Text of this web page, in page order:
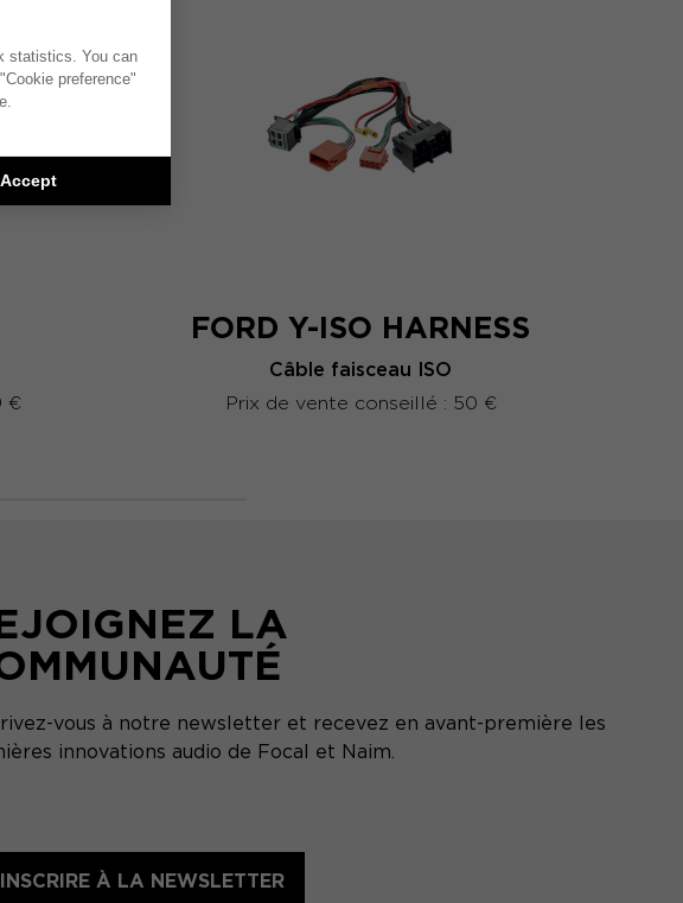
€
FORD Y-ISO HARNESS
Câble faisceau ISO
Prix de vente conseillé : 50 €
LA
vous à notre newsletter et recevez en avant-première les
innovations audio de Focal et Naim.
À LA NEWSLETTER